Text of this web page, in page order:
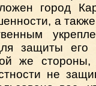
город
а
защиты его
же
не